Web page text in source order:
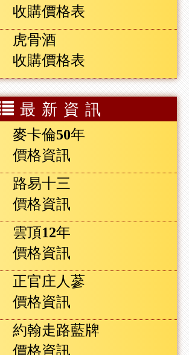
收購價格表
虎骨酒
收購價格表
最新資訊
麥卡倫50年
價格資訊
路易十三
價格資訊
雲頂12年
價格資訊
正官庄人蔘
價格資訊
約翰走路藍牌
價格資訊